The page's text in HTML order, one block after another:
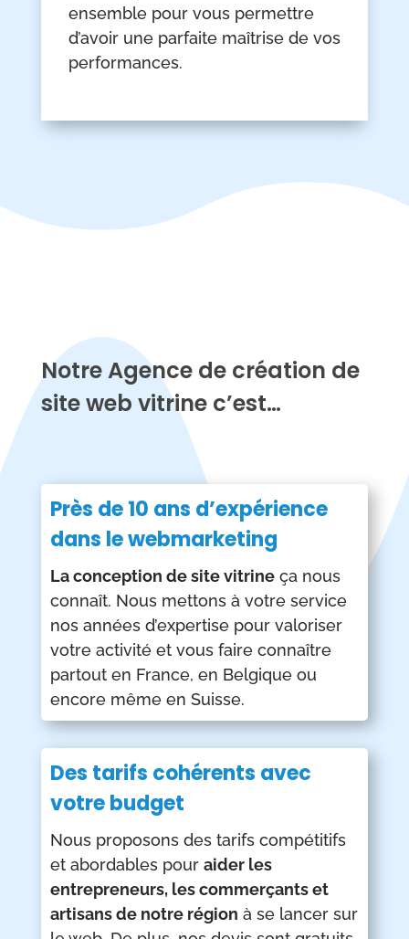
ensemble pour vous permettre
d’avoir une parfaite maîtrise de vos
performances.
Notre Agence de création de
site web vitrine c’est…
Près de 10 ans d’expérience
dans le webmarketing
La conception de site vitrineça nous
connaît. Nous mettons à votre service
nos années d’expertise pour valoriser
votre activité et vous faire connaître
partout en France, en Belgique ou
encore même en Suisse.
Des tarifs cohérents avec
votre budget
Nous proposons des tarifs compétitifs
et abordables pour aider les
entrepreneurs, les commerçants et
artisans de notre région à se lancer sur